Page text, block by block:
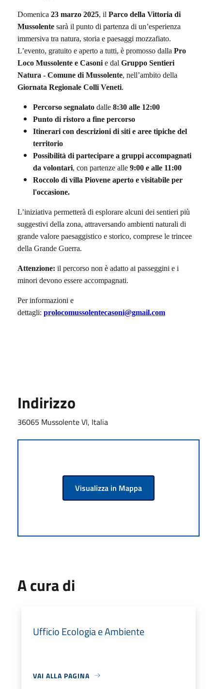
Domenica 23 marzo 2025, il Parco della Vittoria di
Mussolente sarà il punto di partenza di un’esperienza
immersiva tra natura, storia e paesaggi mozzafiato.
L’evento, gratuito e aperto a tutti, è promosso dalla Pro
Loco Mussolente e Casoni e dal Gruppo Sentieri
Natura - Comune di Mussolente, nell’ambito della
Giornata Regionale Colli Veneti.
Percorso segnalato dalle 8:30 alle 12:00
Punto di ristoro a fine percorso
Itinerari con descrizioni di siti e aree tipiche del
territorio
Possibilità di partecipare a gruppi accompagnati
da volontari, con partenze alle 9:00 e alle 11:00
Roccolo di villa Piovene aperto e visitabile per
l'occasione.
L’iniziativa permetterà di esplorare alcuni dei sentieri più
suggestivi della zona, attraversando ambienti naturali di
grande valore paesaggistico e storico, comprese le trincee
della Grande Guerra.
Attenzione: il percorso non è adatto ai passeggini e i
minori devono essere accompagnati.
Per informazioni e
dettagli: prolocomussolentecasoni@gmail.com
Indirizzo
36065 Mussolente VI, Italia
Visualizza in Mappa
A cura di
Ufficio Ecologia e Ambiente
VAI ALLA PAGINA